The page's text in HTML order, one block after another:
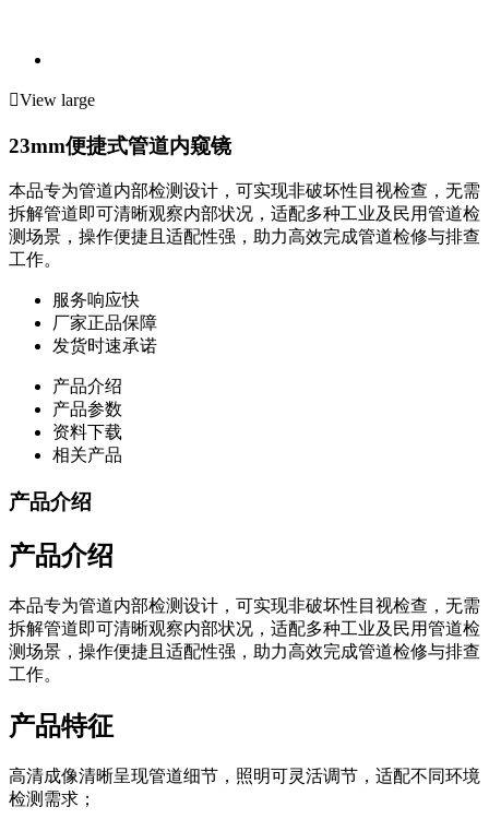
View large
23mm便捷式管道内窥镜
本品专为管道内部检测设计，可实现非破坏性目视检查，无需
拆解管道即可清晰观察内部状况，适配多种工业及民用管道检
测场景，操作便捷且适配性强，助力高效完成管道检修与排查
工作。
服务响应快
厂家正品保障
发货时速承诺
产品介绍
产品参数
资料下载
相关产品
产品介绍
产品介绍
本品专为管道内部检测设计，可实现非破坏性目视检查，无需
拆解管道即可清晰观察内部状况，适配多种工业及民用管道检
测场景，操作便捷且适配性强，助力高效完成管道检修与排查
工作。
产品特征
高清成像清晰呈现管道细节，照明可灵活调节，适配不同环境
检测需求；